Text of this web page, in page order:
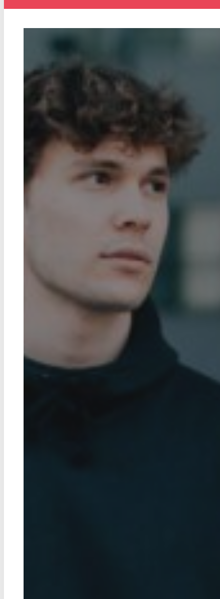
Zuverlässige Orientierung
Das christliche Medienmagazin PRO
Berichte mit tiefgehenden Analysen. Es ist
Orientierung für alle, die in der
hinaus auf dem Laufenden bleiben